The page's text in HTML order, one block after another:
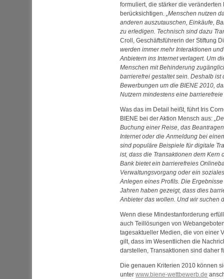
formuliert, die stärker die
berücksichtigen. Menschen nutzen
anderen auszutauschen, Einkäufe,
zu erledigen. Technisch sind dazu
Croll, Geschäftsführerin der Stiftung
werden immer mehr Interaktionen
Anbietern ins Internet verlagert. Um
Menschen mit Behinderung
barrierefrei gestaltet sein. Deshalb
Bewerbungen um die BIENE 2010,
Nutzern mindestens eine
Was das im Detail heißt, führt Iris
BIENE bei der Aktion Mensch aus:
Buchung einer Reise, das
Internet oder die Anmeldung bei
sind populäre Beispiele für digitale
ist, dass die Transaktionen dem Kern
Bank bietet ein barrierefreies
Verwaltungsvorgang oder ein
Anlegen eines Profils. Die
Jahren haben gezeigt, dass dies
Anbieter das wollen. Und wir suchen
Wenn diese Mindestanforderung
auch Teillösungen vonWeb
tagesaktueller Medien, die von einer
gilt, dass im Wesentlichen die
darstellen, Transaktionen sind daher
Die genauen Kriterien 2010 können
unterwww.biene-wettbewerb.de